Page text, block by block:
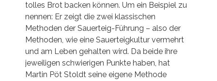
tolles Brot backen können. Um ein Beispiel zu
nennen: Er zeigt die zwei klassischen
Methoden der Sauerteig-Führung – also der
Methoden, wie eine Sauerteigkultur vermehrt
und am Leben gehalten wird. Da beide ihre
jeweiligen schwierigen Punkte haben, hat
Martin Pöt Stoldt seine eigene Methode